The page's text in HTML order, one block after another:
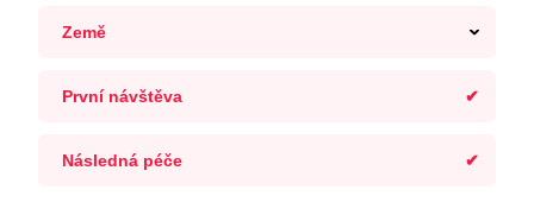
Země
První návštěva
Následná péče